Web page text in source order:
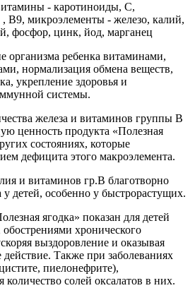
- каротиноиды, С,
В9, микроэлементы - железо, калий,
фосфор, цинк, йод, марганец
организма ребенка витаминами,
нормализация обмена веществ,
укрепление здоровья и
системы.
железа и витаминов группы В
ценность продукта «Полезная
состояниях, которые
дефицита этого макроэлемента.
и витаминов гр.В благотворно
у детей, особенно у быстрорастущих.
ягодка» показан для детей
хронического
выздоровление и оказывая
действие. Также при заболеваниях
пиелонефрите),
солей оксалатов в них.